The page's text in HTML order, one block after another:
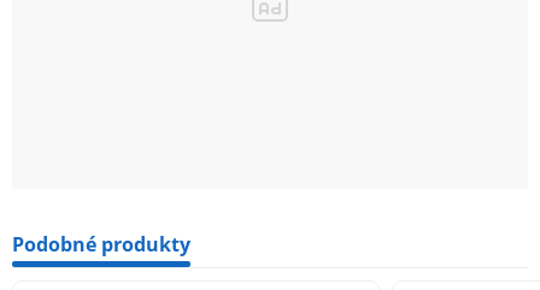
Podobné produkty